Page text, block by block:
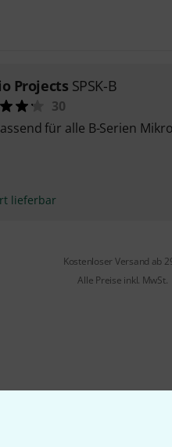
Projects SPSK-B
30
für alle B-Serien
lieferbar
Kostenloser Versand ab
Alle Preise inkl. MwSt.
Sie sehen?